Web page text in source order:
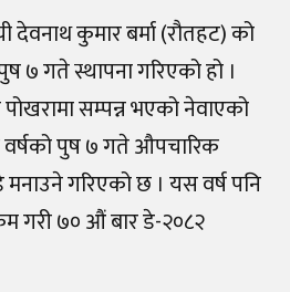
देवनाथ कुमार बर्मा (रौतहट) को
७ गते स्थापना गरिएको हो ।
सम्पन्न भएको नेवाएको
पुष ७ गते औपचारिक
गरिएको छ । यस वर्ष पनि
गरी ७० औं बार डे-२०८२